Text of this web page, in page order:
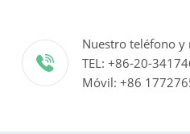
Nuestro teléfono y
TEL: +86-20-
Móvil: +86